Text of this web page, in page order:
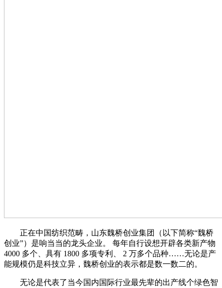
正在中国纺织范畴，山东魏桥创业集团（以下简称“魏桥
创业”）是响当当的龙头企业。 每年自行设想开辟各类新产物
4000 多个、具有 1800 多项专利、 2 万多个品种……无论是产
能规模仍是科技立异，魏桥创业的表示都是数一数二的。
无论是代表了当今国内国际行业最先辈的出产线个绿色智